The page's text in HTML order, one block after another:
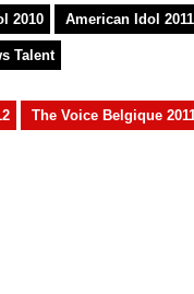
2010 American Idol 2011
Talent
The Voice Belgique